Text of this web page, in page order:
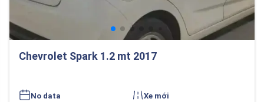
Chevrolet Spark 1.2 mt 2017
No data Xe mới